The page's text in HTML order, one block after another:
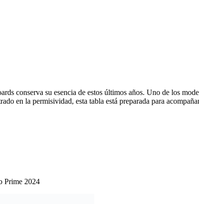
conserva su esencia de estos últimos años. Uno de los
en la permisividad, esta tabla está preparada para
Prime 2024